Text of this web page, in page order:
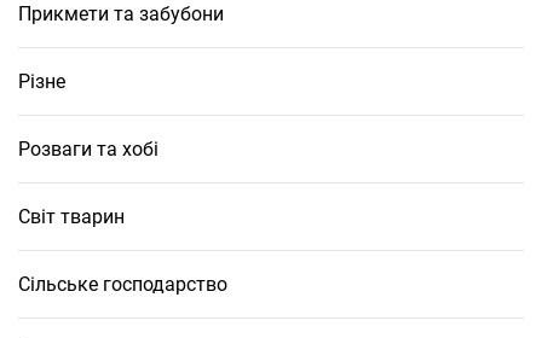
Прикмети та забубони
Різне
Розваги та хобі
Світ тварин
Сільське господарство